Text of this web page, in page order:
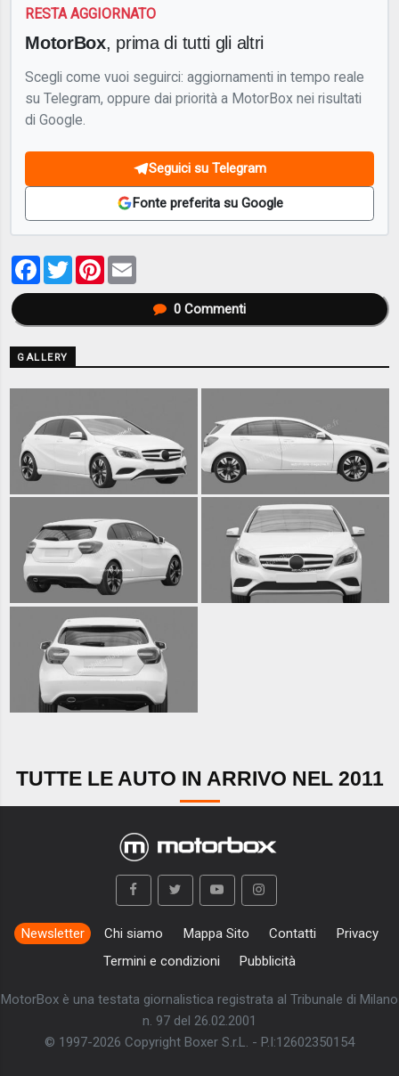
RESTA AGGIORNATO
MotorBox, prima di tutti gli altri
Scegli come vuoi seguirci: aggiornamenti in tempo reale
su Telegram, oppure dai priorità a MotorBox nei risultati
di Google.
Seguici su Telegram
Fonte preferita su Google
Facebook
TwitterPinterest
0Commenti
GALLERY
TUTTE LE AUTO IN ARRIVO NEL 2011
Newsletter Chi siamo Mappa Sito Contatti
Privacy
Termini e condizioni
Pubblicità
MotorBox è una testata giornalistica registrata al Tribunale di Milano
n. 97 del 26.02.2001
© 1997-2026 Copyright Boxer S.r.L. - P.I:12602350154